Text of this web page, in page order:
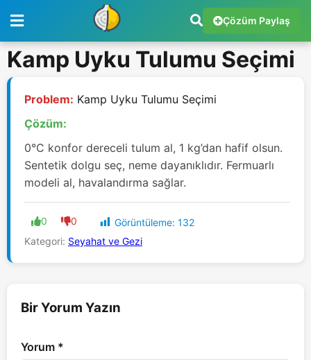
Çözüm Paylaş
Kamp Uyku Tulumu Seçimi
Problem: Kamp Uyku Tulumu Seçimi
Çözüm:
0°C konfor dereceli tulum al, 1 kg’dan hafif olsun.
Sentetik dolgu seç, neme dayanıklıdır. Fermuarlı
modeli al, havalandırma sağlar.
0 0 Görüntüleme: 132
Kategori: Seyahat ve Gezi
Bir Yorum Yazın
Yorum *